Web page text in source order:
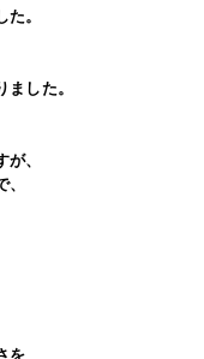
。
した。
、
を